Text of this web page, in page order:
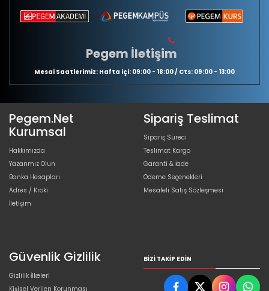
Pegem İletişim
Mesai Saatlerimiz: Hafta içi: 09:00 - 18:00 / Cts: 09:00 - 13:00
Pegem.Net
Kurumsal
Hakkımızda
Yazarımız Olun
Banka Hesapları
Adres / Kroki
İletişim
Sipariş Teslimat
Sipariş Süreci
Teslimat Kargo
Garanti & İade
Ödeme Seçenekleri
Mesafeli Satış Sözleşmesi
Güvenlik Gizlilik
Gizlilik İlkeleri
Kişisel Verilen Korunması
BIZI TAKIP EDIN